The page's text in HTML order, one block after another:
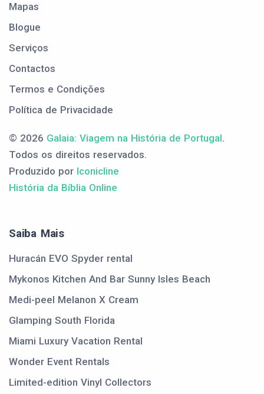
Mapas
Blogue
Serviços
Contactos
Termos e Condições
Política de Privacidade
© 2026 Galaia: Viagem na História de Portugal.
Todos os direitos reservados.
Produzido por Iconicline
História da Bíblia Online
Saiba Mais
Huracán EVO Spyder rental
Mykonos Kitchen And Bar Sunny Isles Beach
Medi-peel Melanon X Cream
Glamping South Florida
Miami Luxury Vacation Rental
Wonder Event Rentals
Limited-edition Vinyl Collectors